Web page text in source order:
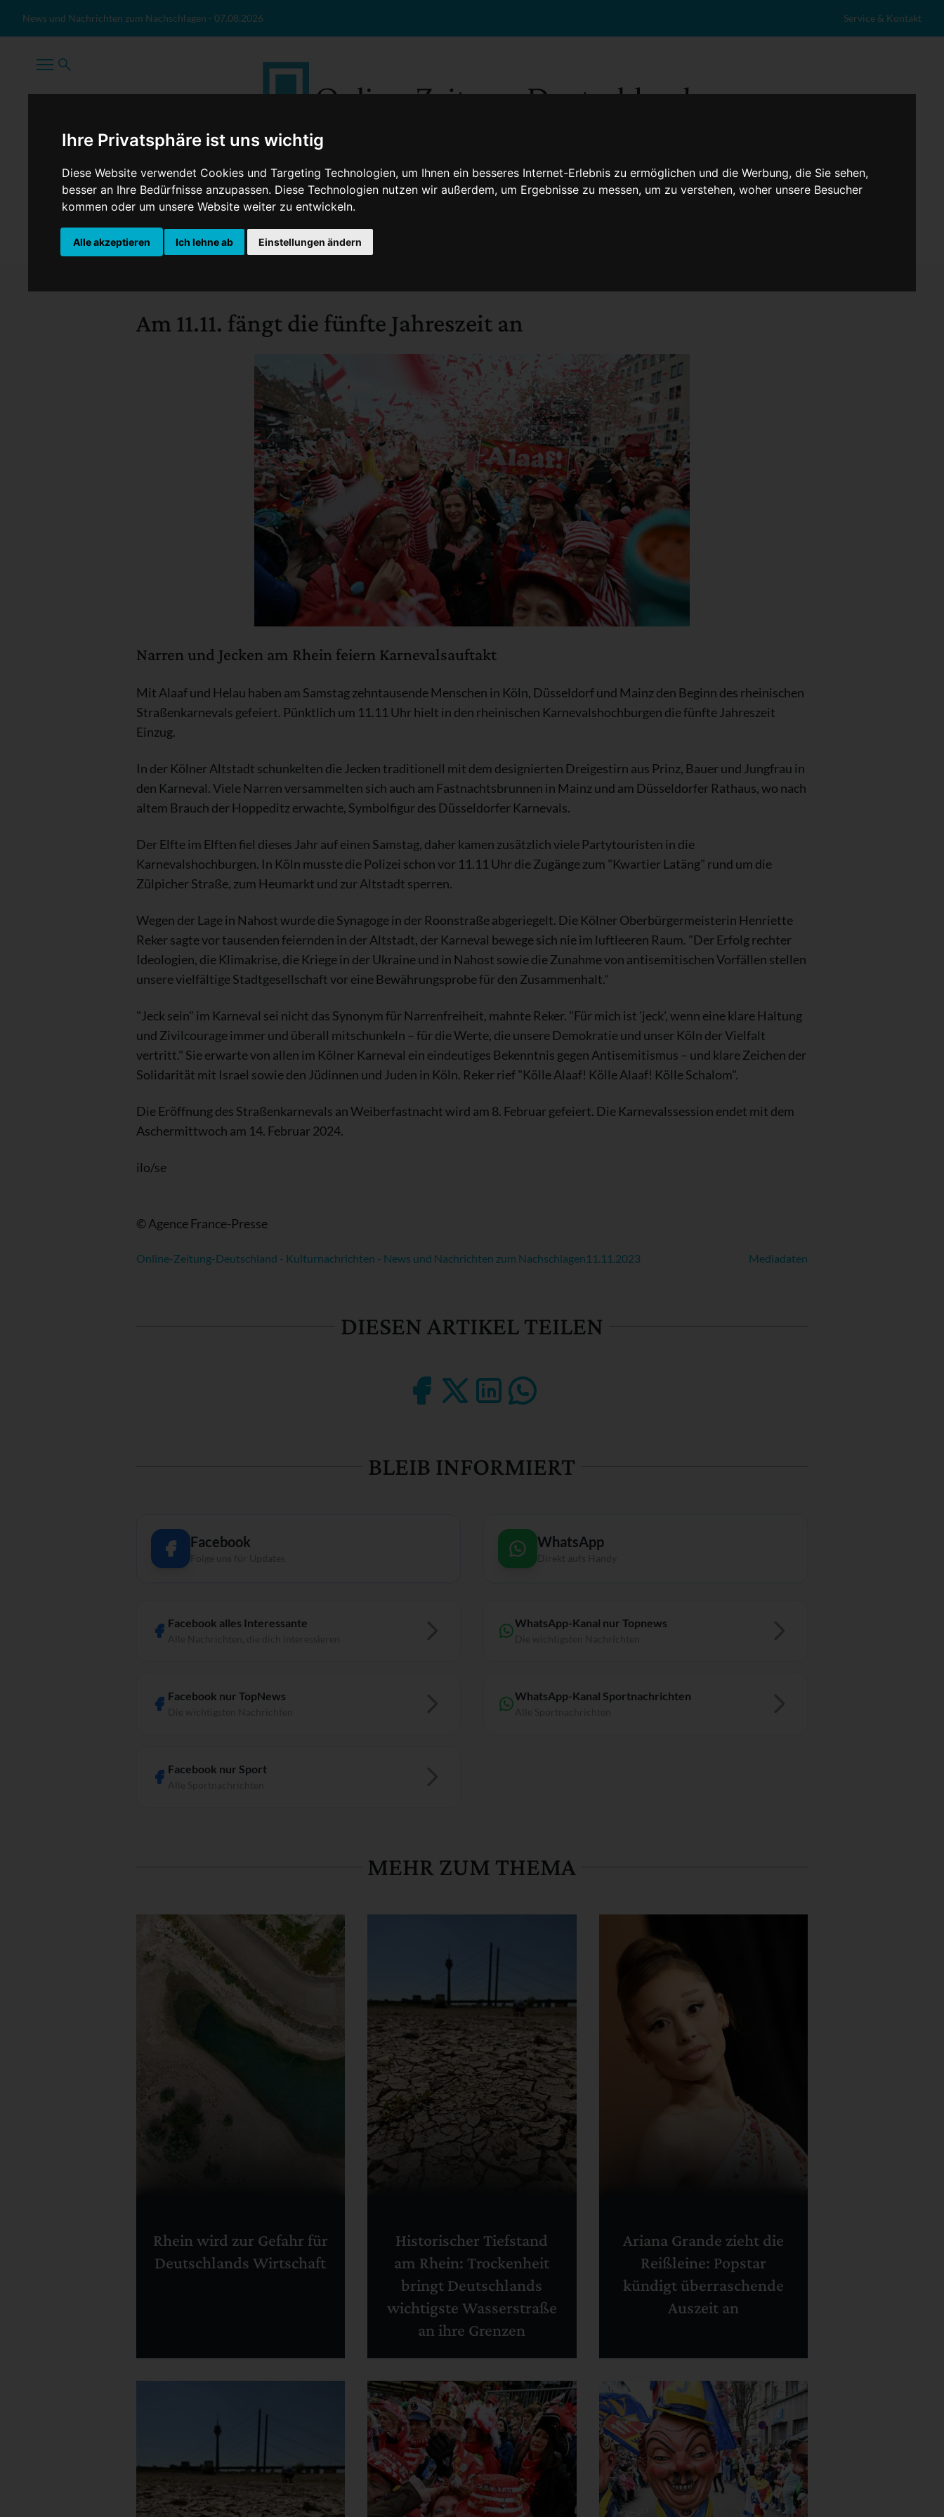
Ihre Privatsphäre ist uns wichtig
Diese Website verwendet Cookies und Targeting Technologien, um Ihnen ein besseres Internet-Erlebnis zu ermöglichen und die Werbung, die Sie sehen,
besser an Ihre Bedürfnisse anzupassen. Diese Technologien nutzen wir außerdem, um Ergebnisse zu messen, um zu verstehen, woher unsere Besucher
kommen oder um unsere Website weiter zu entwickeln.
Alle akzeptieren Ich lehne ab Einstellungen ändern
News und Nachrichten zum Nachschlagen - 07.08.2026 Service & Kontakt
TopNews Politik Sport Wirtschaft Firmennews Gesellschaft
Am 11.11. fängt die fünfte Jahreszeit an
Narren und Jecken am Rhein feiern Karnevalsauftakt
Mit Alaaf und Helau haben am Samstag zehntausende Menschen in Köln, Düsseldorf und Mainz den Beginn des rheinischen
Straßenkarnevals gefeiert. Pünktlich um 11.11 Uhr hielt in den rheinischen Karnevalshochburgen die fünfte Jahreszeit
Einzug.
In der Kölner Altstadt schunkelten die Jecken traditionell mit dem designierten Dreigestirn aus Prinz, Bauer und Jungfrau in
den Karneval. Viele Narren versammelten sich auch am Fastnachtsbrunnen in Mainz und am Düsseldorfer Rathaus, wo nach
altem Brauch der Hoppeditz erwachte, Symbolfigur des Düsseldorfer Karnevals.
Der Elfte im Elften fiel dieses Jahr auf einen Samstag, daher kamen zusätzlich viele Partytouristen in die
Karnevalshochburgen. In Köln musste die Polizei schon vor 11.11 Uhr die Zugänge zum "Kwartier Latäng" rund um die
Zülpicher Straße, zum Heumarkt und zur Altstadt sperren.
Wegen der Lage in Nahost wurde die Synagoge in der Roonstraße abgeriegelt. Die Kölner Oberbürgermeisterin Henriette
Reker sagte vor tausenden feiernden in der Altstadt, der Karneval bewege sich nie im luftleeren Raum. "Der Erfolg rechter
Ideologien, die Klimakrise, die Kriege in der Ukraine und in Nahost sowie die Zunahme von antisemitischen Vorfällen stellen
unsere vielfältige Stadtgesellschaft vor eine Bewährungsprobe für den Zusammenhalt."
"Jeck sein" im Karneval sei nicht das Synonym für Narrenfreiheit, mahnte Reker. "Für mich ist 'jeck', wenn eine klare Haltung
und Zivilcourage immer und überall mitschunkeln – für die Werte, die unsere Demokratie und unser Köln der Vielfalt
vertritt." Sie erwarte von allen im Kölner Karneval ein eindeutiges Bekenntnis gegen Antisemitismus – und klare Zeichen der
Solidarität mit Israel sowie den Jüdinnen und Juden in Köln. Reker rief "Kölle Alaaf! Kölle Alaaf! Kölle Schalom".
Die Eröffnung des Straßenkarnevals an Weiberfastnacht wird am 8. Februar gefeiert. Die Karnevalssession endet mit dem
Aschermittwoch am 14. Februar 2024.
ilo/se
© Agence France-Presse
Online-Zeitung-Deutschland - Kulturnachrichten - News und Nachrichten zum Nachschlagen11.11.2023 Mediadaten
DIESEN ARTIKEL TEILEN
BLEIB INFORMIERT
Facebook
Folge uns für Updates
Facebook alles Interessante
Facebook nur TopNews
Facebook nur Sport
WhatsApp
Direkt aufs Handy
WhatsApp-Kanal nur Topnews
WhatsApp-Kanal Sportnachrichten
MEHR ZUM THEMA
Rhein wird zur Gefahr für
Deutschlands Wirtschaft
Historischer Tiefstand
am Rhein: Trockenheit
bringt Deutschlands
wichtigste Wasserstraße
an ihre Grenzen
Ariana Grande zieht die
Reißleine: Popstar
kündigt überraschende
Auszeit an